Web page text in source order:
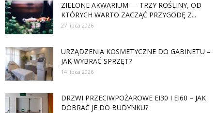
ZIELONE AKWARIUM — TRZY ROŚLINY, OD
KTÓRYCH WARTO ZACZĄĆ PRZYGODĘ Z...
27 lipca 2026
URZĄDZENIA KOSMETYCZNE DO GABINETU –
JAK WYBRAĆ SPRZĘT?
14 lipca 2026
DRZWI PRZECIWPOŻAROWE EI30 I EI60 – JAK
DOBRAĆ JE DO BUDYNKU?